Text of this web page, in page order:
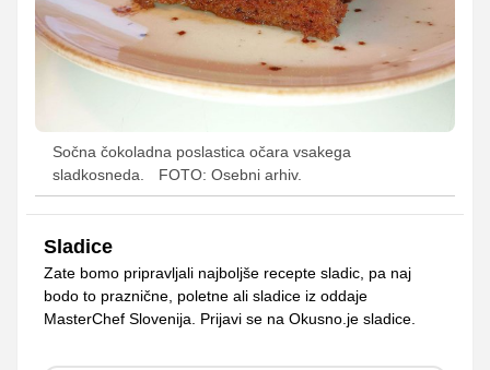
Sočna čokoladna poslastica očara vsakega
sladkosneda.
FOTO: Osebni arhiv.
Sladice
Zate bomo pripravljali najboljše recepte sladic, pa naj
bodo to praznične, poletne ali sladice iz oddaje
MasterChef Slovenija. Prijavi se na Okusno.je sladice.